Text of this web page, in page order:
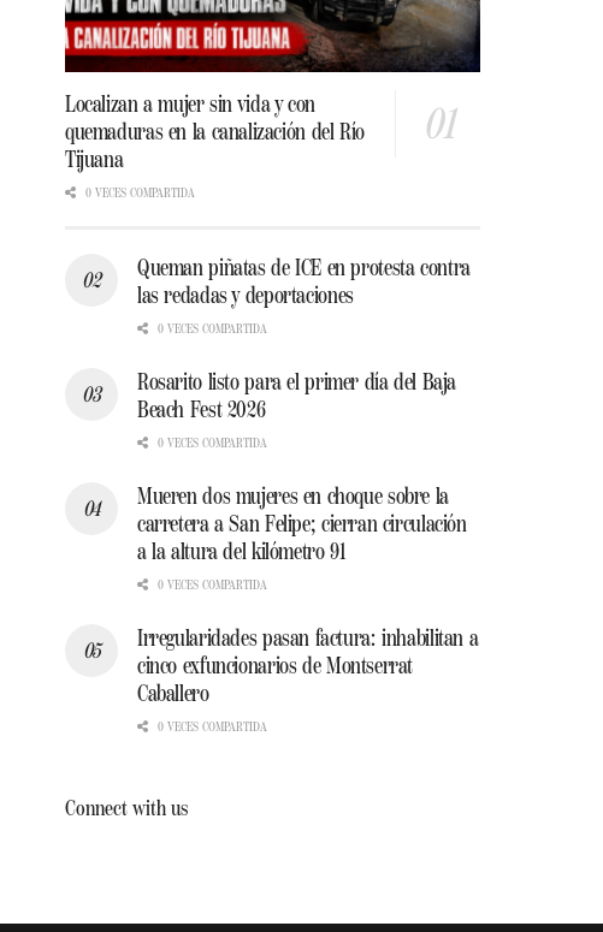
Localizan a mujer sin vida y con
quemaduras en la canalización del Río
Tijuana
0 VECES COMPARTIDA
Queman piñatas de ICE en protesta contra
las redadas y deportaciones
0 VECES COMPARTIDA
Rosarito listo para el primer día del Baja
Beach Fest 2026
0 VECES COMPARTIDA
Mueren dos mujeres en choque sobre la
carretera a San Felipe; cierran circulación
a la altura del kilómetro 91
0 VECES COMPARTIDA
Irregularidades pasan factura: inhabilitan a
cinco exfuncionarios de Montserrat
Caballero
0 VECES COMPARTIDA
Connect with us